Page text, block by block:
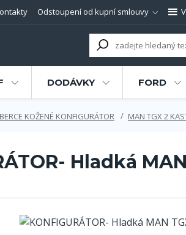
Odstoupení od kupní smlouvy
DODÁVKY FORD
KOŽENÉ KONFIGURÁTOR MAN TGX 2
Hladká